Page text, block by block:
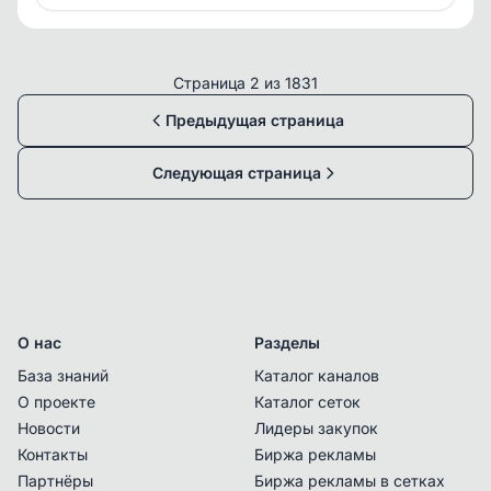
Предыдущая страница
Страница 2 из 1831
Следующая страница
О нас
База знаний
О проекте
Новости
Контакты
Партнёры
Разделы
Каталог каналов
Каталог сеток
Лидеры закупок
Биржа рекламы
Биржа рекламы в сетках